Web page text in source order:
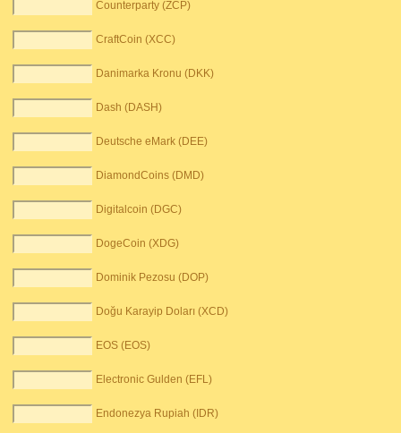
Counterparty (ZCP)
CraftCoin (XCC)
Danimarka Kronu (DKK)
Dash (DASH)
Deutsche eMark (DEE)
DiamondCoins (DMD)
Digitalcoin (DGC)
DogeCoin (XDG)
Dominik Pezosu (DOP)
Doğu Karayip Doları (XCD)
EOS (EOS)
Electronic Gulden (EFL)
Endonezya Rupiah (IDR)